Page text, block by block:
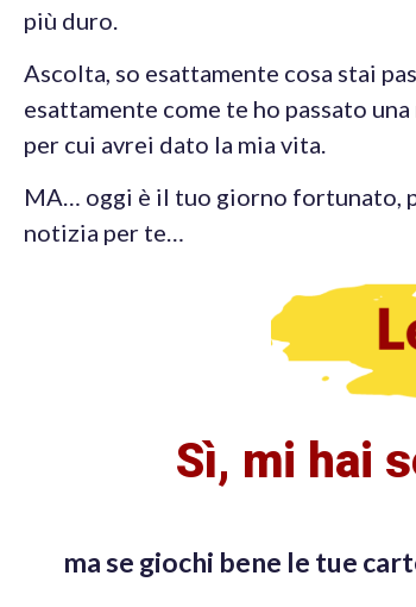
più duro.
Ascolta, so esattamente cosa stai
esattamente come te ho passato
per cui avrei dato la mia vita.
MA… oggi è il tuo giorno fortunato,
notizia per te…
Sì, mi hai
ma se giochi bene le tue